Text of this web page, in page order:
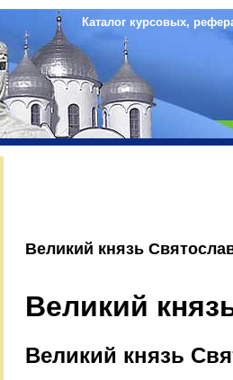
Каталог курсовых,
Великий князь
Великий
Великий князь